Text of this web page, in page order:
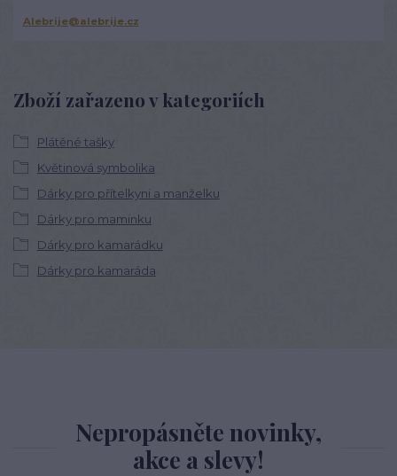
Zboží zařazeno v kategoriích
Plátěné tašky
Květinová symbolika
Dárky pro přítelkyni a manželku
Dárky pro maminku
Dárky pro kamarádku
Dárky pro kamaráda
Alebrije@alebrije.cz
Nepropásněte novinky,
akce a slevy!